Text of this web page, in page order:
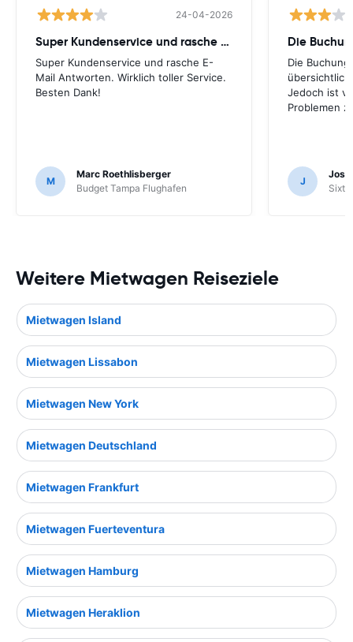
24-04-2026
Super Kundenservice und rasche E-Mail
Super Kundenservice und rasche E-
Mail Antworten. Wirklich toller Service.
Besten Dank!
M
Marc Roethlisberger
Budget Tampa Flughafen
Die
Die
Jedoch ist
Problemen
J
Sixt
Weitere Mietwagen Reiseziele
Mietwagen Island
Mietwagen Lissabon
Mietwagen New York
Mietwagen Deutschland
Mietwagen Frankfurt
Mietwagen Fuerteventura
Mietwagen Hamburg
Mietwagen Heraklion